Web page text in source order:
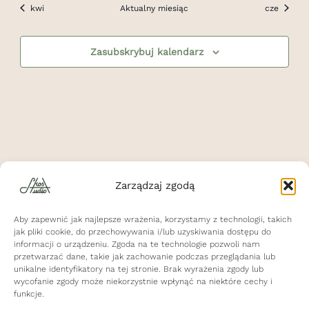
Zarządzaj zgodą
Aby zapewnić jak najlepsze wrażenia, korzystamy z technologii, takich
jak pliki cookie, do przechowywania i/lub uzyskiwania dostępu do
informacji o urządzeniu. Zgoda na te technologie pozwoli nam
przetwarzać dane, takie jak zachowanie podczas przeglądania lub
unikalne identyfikatory na tej stronie. Brak wyrażenia zgody lub
wycofanie zgody może niekorzystnie wpłynąć na niektóre cechy i
funkcje.
kwi Aktualny miesiąc cze
Zasubskrybuj kalendarz
Polityka Prywatności
Regulamin Świadczenia Usług
Cennik
Poznaj nas
Galeria